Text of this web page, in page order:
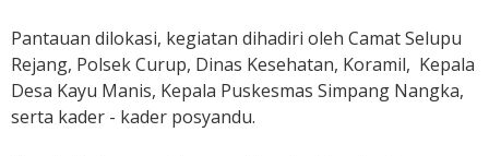
a
g
N
a
Pantauan dilokasi, kegiatan dihadiri oleh Camat Selupu
Rejang, Polsek Curup, Dinas Kesehatan, Koramil, Kepala
Desa Kayu Manis, Kepala Puskesmas Simpang Nangka,
serta kader - kader posyandu.